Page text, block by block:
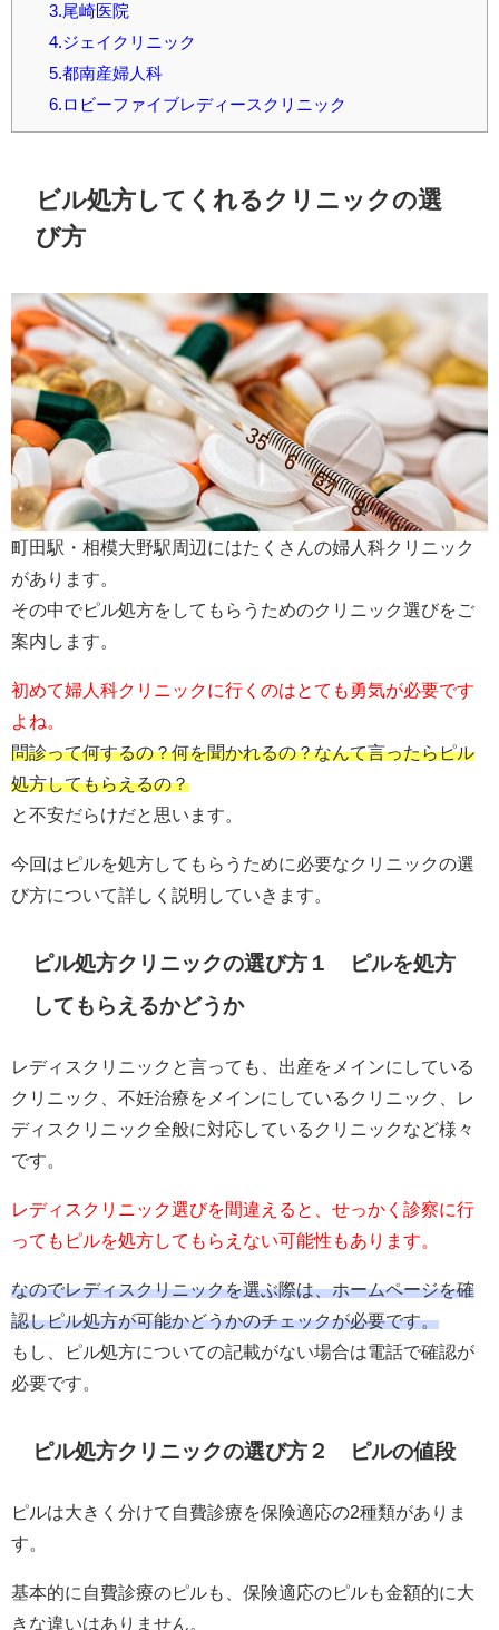
3.尾崎医院
4.ジェイクリニック
5.都南産婦人科
6.ロビーファイブレディースクリニック
ビル処方してくれるクリニックの選
び方
町田駅・相模大野駅周辺にはたくさんの婦人科クリニック
があります。
その中でピル処方をしてもらうためのクリニック選びをご
案内します。
初めて婦人科クリニックに行くのはとても勇気が必要です
よね。
問診って何するの？何を聞かれるの？なんて言ったらピル
処方してもらえるの？
と不安だらけだと思います。
今回はピルを処方してもらうために必要なクリニックの選
び方について詳しく説明していきます。
ピル処方クリニックの選び方１ ピルを処方
してもらえるかどうか
レディスクリニックと言っても、出産をメインにしている
クリニック、不妊治療をメインにしているクリニック、レ
ディスクリニック全般に対応しているクリニックなど様々
です。
レディスクリニック選びを間違えると、せっかく診察に行
ってもピルを処方してもらえない可能性もあります。
なのでレディスクリニックを選ぶ際は、ホームページを確
認しピル処方が可能かどうかのチェックが必要です。
もし、ピル処方についての記載がない場合は電話で確認が
必要です。
ピル処方クリニックの選び方２ ピルの値段
ピルは大きく分けて自費診療を保険適応の2種類がありま
す。
基本的に自費診療のピルも、保険適応のピルも金額的に大
きな違いはありません。